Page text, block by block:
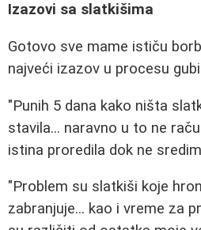
Izazovi sa slatkišima
Gotovo sve mame ističu
najveći izazov u procesu
"Punih 5 dana kako ništa
stavila... naravno u to ne
istina proredila dok ne
"Problem su slatkiši koje
zabranjuje... kao i vreme za